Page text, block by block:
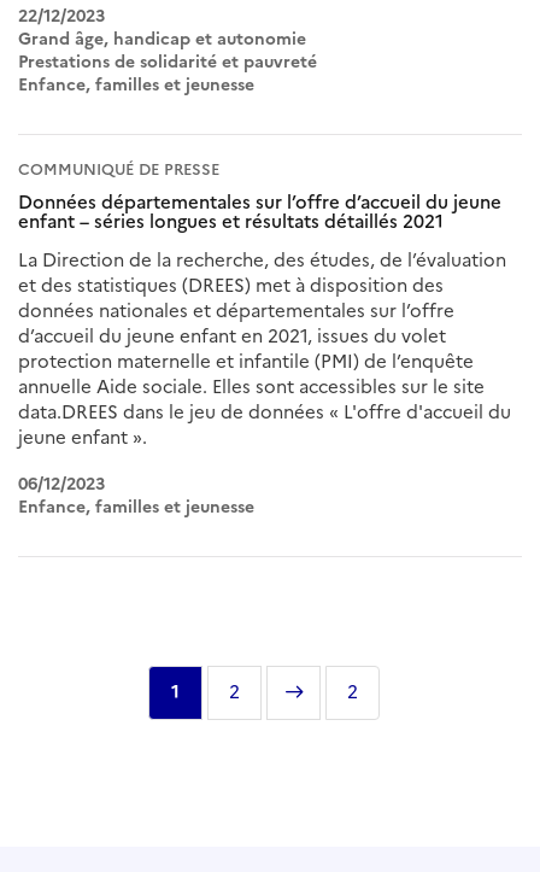
22/12/2023
Grand âge, handicap et autonomie
Prestations de solidarité et pauvreté
Enfance, familles et jeunesse
COMMUNIQUÉ DE PRESSE
Données départementales sur l’offre d’accueil du jeune
enfant – séries longues et résultats détaillés 2021
La Direction de la recherche, des études, de l’évaluation
et des statistiques (DREES) met à disposition des
données nationales et départementales sur l’offre
d’accueil du jeune enfant en 2021, issues du volet
protection maternelle et infantile (PMI) de l’enquête
annuelle Aide sociale. Elles sont accessibles sur le site
data.DREES dans le jeu de données « L'offre d'accueil du
jeune enfant ».
06/12/2023
Enfance, familles et jeunesse
Page
courante
1 Page
2
Page
suivante
Dernière
page
2